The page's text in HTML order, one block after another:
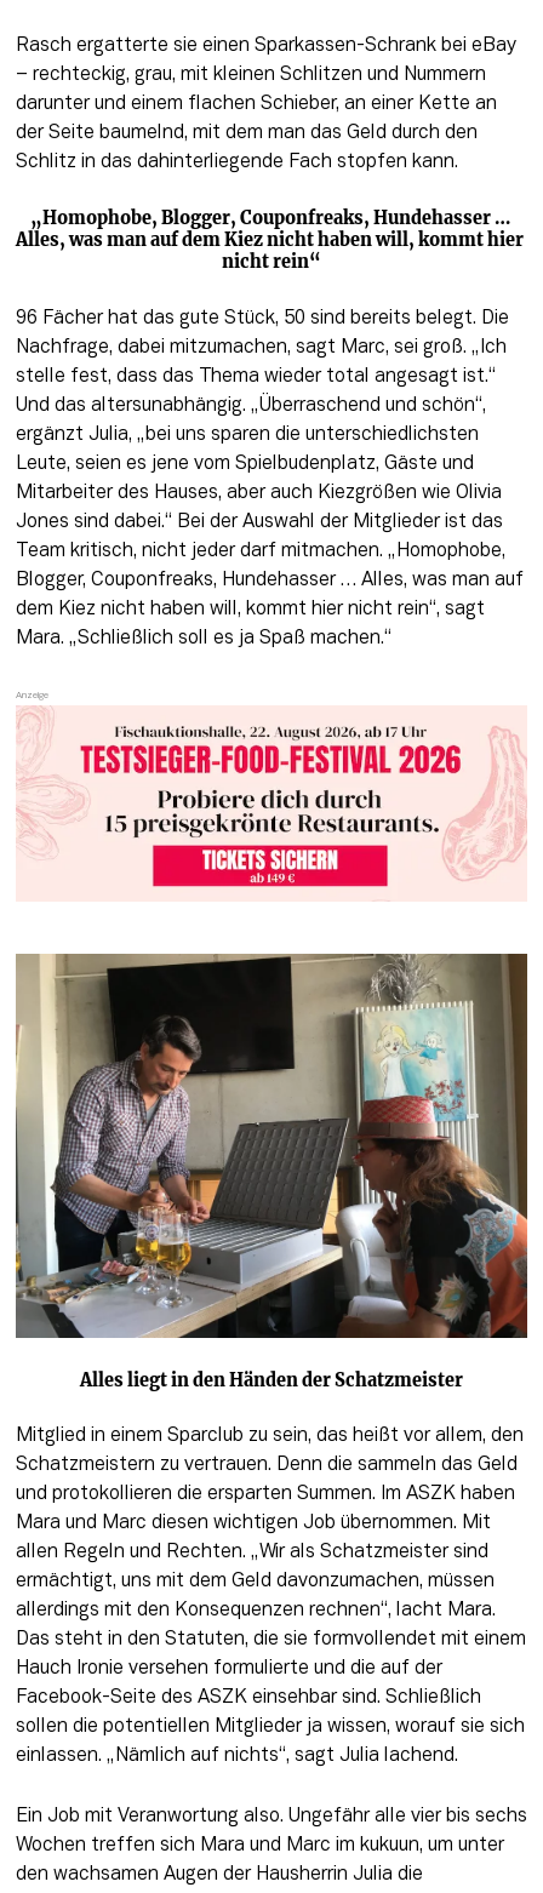
Rasch ergatterte sie einen Sparkassen-Schrank bei eBay
– rechteckig, grau, mit kleinen Schlitzen und Nummern
darunter und einem flachen Schieber, an einer Kette an
der Seite baumelnd, mit dem man das Geld durch den
Schlitz in das dahinterliegende Fach stopfen kann.
„Homophobe, Blogger, Couponfreaks, Hundehasser …
Alles, was man auf dem Kiez nicht haben will, kommt hier
nicht rein“
96 Fächer hat das gute Stück, 50 sind bereits belegt. Die
Nachfrage, dabei mitzumachen, sagt Marc, sei groß. „Ich
stelle fest, dass das Thema wieder total angesagt ist.“
Und das altersunabhängig. „Überraschend und schön“,
ergänzt Julia, „bei uns sparen die unterschiedlichsten
Leute, seien es jene vom Spielbudenplatz, Gäste und
Mitarbeiter des Hauses, aber auch Kiezgrößen wie Olivia
Jones sind dabei.“ Bei der Auswahl der Mitglieder ist das
Team kritisch, nicht jeder darf mitmachen. „Homophobe,
Blogger, Couponfreaks, Hundehasser … Alles, was man auf
dem Kiez nicht haben will, kommt hier nicht rein“, sagt
Mara. „Schließlich soll es ja Spaß machen.“
Alles liegt in den Händen der Schatzmeister
Mitglied in einem Sparclub zu sein, das heißt vor allem, den
Schatzmeistern zu vertrauen. Denn die sammeln das Geld
und protokollieren die ersparten Summen. Im ASZK haben
Mara und Marc diesen wichtigen Job übernommen. Mit
allen Regeln und Rechten. „Wir als Schatzmeister sind
ermächtigt, uns mit dem Geld davonzumachen, müssen
allerdings mit den Konsequenzen rechnen“, lacht Mara.
Das steht in den Statuten, die sie formvollendet mit einem
Hauch Ironie versehen formulierte und die auf der
Facebook-Seite des ASZK einsehbar sind. Schließlich
sollen die potentiellen Mitglieder ja wissen, worauf sie sich
einlassen. „Nämlich auf nichts“, sagt Julia lachend.
Ein Job mit Veranwortung also. Ungefähr alle vier bis sechs
Wochen treffen sich Mara und Marc im kukuun, um unter
den wachsamen Augen der Hausherrin Julia die